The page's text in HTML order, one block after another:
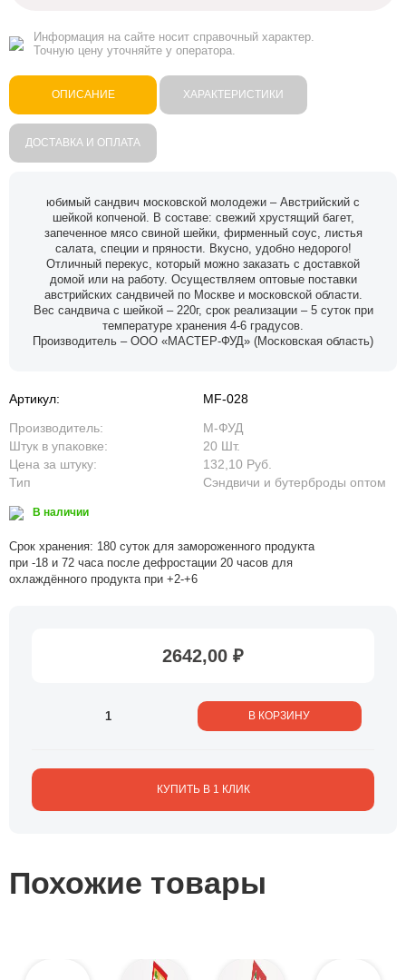
Информация на сайте носит справочный характер.
Точную цену уточняйте у оператора.
ОПИСАНИЕ ХАРАКТЕРИСТИКИ
ДОСТАВКА И ОПЛАТА
юбимый сандвич московской молодежи – Австрийский с
шейкой копченой. В составе: свежий хрустящий багет,
запеченное мясо свиной шейки, фирменный соус, листья
салата, специи и пряности. Вкусно, удобно недорого!
Отличный перекус, который можно заказать с доставкой
домой или на работу. Осуществляем оптовые поставки
австрийских сандвичей по Москве и московской области.
Вес сандвича с шейкой – 220г, срок реализации – 5 суток при
температуре хранения 4-6 градусов.
Производитель – ООО «МАСТЕР-ФУД» (Московская область)
Артикул:
MF-028
Производитель:
М-ФУД
Штук в упаковке:
20 Шт.
Цена за штуку:
132,10 Руб.
Тип
Сэндвичи и бутерброды оптом
В наличии
Срок хранения: 180 суток для замороженного продукта
при -18 и 72 часа после дефростации 20 часов для
охлаждённого продукта при +2-+6
2642,00 ₽
В КОРЗИНУ
КУПИТЬ В 1 КЛИК
Похожие товары